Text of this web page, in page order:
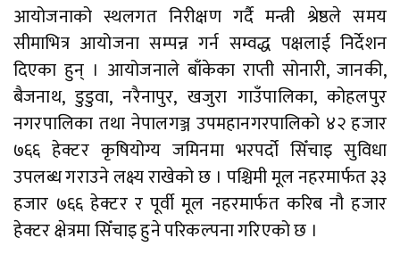
आयोजनाको स्थलगत निरीक्षण गर्दै मन्त्री श्रेष्ठले समय
सीमाभित्र आयोजना सम्पन्न गर्न सम्वद्ध पक्षलाई निर्देशन
दिएका हुन् । आयोजनाले बाँकेका राप्ती सोनारी, जानकी,
बैजनाथ, डुडुवा, नरैनापुर, खजुरा गाउँपालिका, कोहलपुर
नगरपालिका तथा नेपालगञ्ज उपमहानगरपालिको ४२ हजार
७६६ हेक्टर कृषियोग्य जमिनमा भरपर्दो सिँचाइ सुविधा
उपलब्ध गराउने लक्ष्य राखेको छ । पश्चिमी मूल नहरमार्फत ३३
हजार ७६६ हेक्टर र पूर्वी मूल नहरमार्फत करिब नौ हजार
हेक्टर क्षेत्रमा सिँचाइ हुने परिकल्पना गरिएको छ ।